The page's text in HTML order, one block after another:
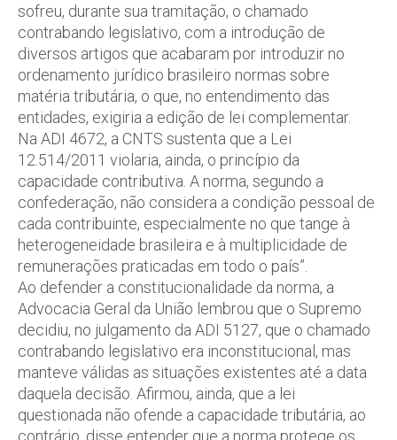
sofreu, durante sua tramitação, o chamado
contrabando legislativo, com a introdução de
diversos artigos que acabaram por introduzir no
ordenamento jurídico brasileiro normas sobre
matéria tributária, o que, no entendimento das
entidades, exigiria a edição de lei complementar.
Na ADI 4672, a CNTS sustenta que a Lei
12.514/2011 violaria, ainda, o princípio da
capacidade contributiva. A norma, segundo a
confederação, não considera a condição pessoal de
cada contribuinte, especialmente no que tange à
heterogeneidade brasileira e à multiplicidade de
remunerações praticadas em todo o país”.
Ao defender a constitucionalidade da norma, a
Advocacia Geral da União lembrou que o Supremo
decidiu, no julgamento da ADI 5127, que o chamado
contrabando legislativo era inconstitucional, mas
manteve válidas as situações existentes até a data
daquela decisão. Afirmou, ainda, que a lei
questionada não ofende a capacidade tributária, ao
contrário, disse entender que a norma protege os